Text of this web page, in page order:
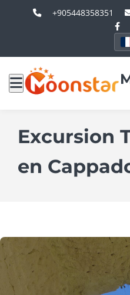
+905448358351
Excursion
en